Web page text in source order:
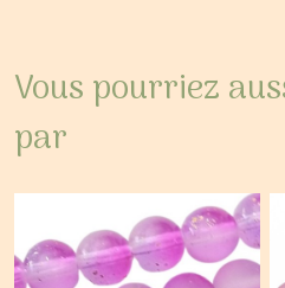
Vous pourriez
par